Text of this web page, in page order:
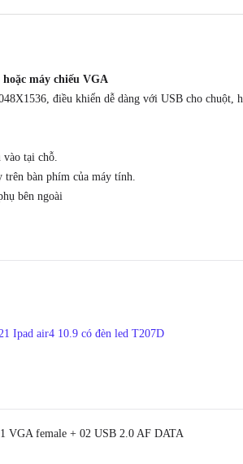
máy chiếu VGA
điều khiển dễ dàng với USB cho chuột,
vào tại chỗ.
bàn phím của máy tính.
bên ngoài
Ipad air4 10.9 có đèn led T207D
VGA female + 02 USB 2.0 AF DATA